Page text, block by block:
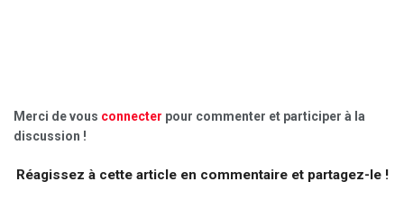
Merci de vous connecter pour commenter et participer à la
discussion !
Réagissez à cette article en commentaire et partagez-le !